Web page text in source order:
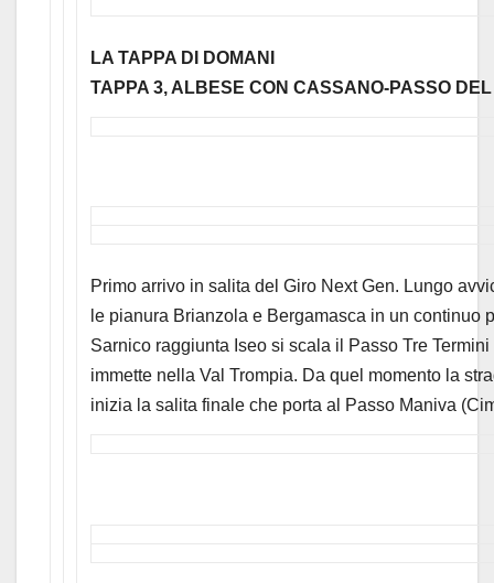
LA TAPPA DI DOMANI
TAPPA 3, ALBESE CON CASSANO-PASSO
Primo arrivo in salita del Giro Next Gen. Lungo
le pianura Brianzola e Bergamasca in un continuo
Sarnico raggiunta Iseo si scala il Passo Tre
immette nella Val Trompia. Da quel momento la
inizia la salita finale che porta al Passo Maniva